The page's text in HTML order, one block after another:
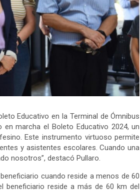
Educativo en la Terminal de Ómnibus
marcha el Boleto Educativo 2024, un
Este instrumento virtuoso permite
y asistentes escolares. Cuando una
nosotros”, destacó Pullaro.
cuando reside a menos de 60
beneficiario reside a más de 60 km del